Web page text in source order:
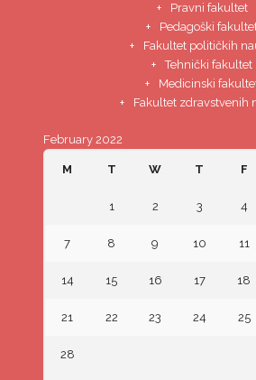
Pravni fakultet
Pedagoški
Fakultet političkih
Tehnički fakultet
Medicinski
Fakultet zdravstvenih
February 2022
M T W T F
1 2 3 4
7 8 9 10 11
14 15 16 17 18
21 22 23 24 25
28